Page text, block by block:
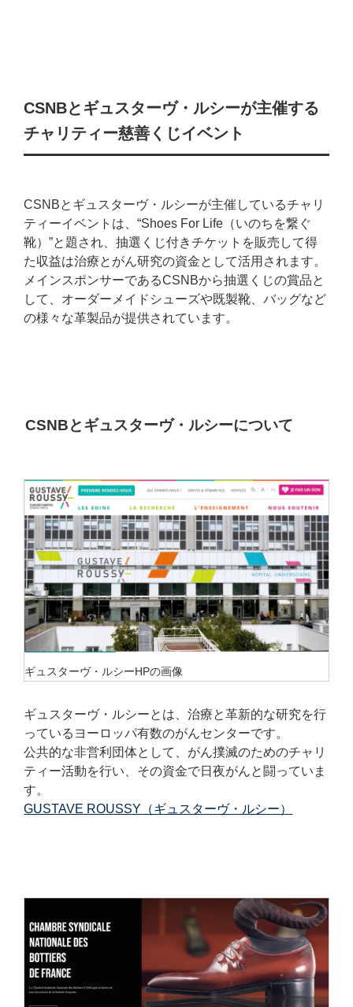
CSNBとギュスターヴ・ルシーが主催する
チャリティー慈善くじイベント
CSNBとギュスターヴ・ルシーが主催しているチャリ
ティーイベントは、“Shoes For Life（いのちを繋ぐ
靴）”と題され、抽選くじ付きチケットを販売して得
た収益は治療とがん研究の資金として活用されます。
メインスポンサーであるCSNBから抽選くじの賞品と
して、オーダーメイドシューズや既製靴、バッグなど
の様々な革製品が提供されています。
CSNBとギュスターヴ・ルシーについて
ギュスターヴ・ルシーHPの画像
ギュスターヴ・ルシーとは、治療と革新的な研究を行
っているヨーロッパ有数のがんセンターです。
公共的な非営利団体として、がん撲滅のためのチャリ
ティー活動を行い、その資金で日夜がんと闘っていま
す。
GUSTAVE ROUSSY（ギュスターヴ・ルシー）